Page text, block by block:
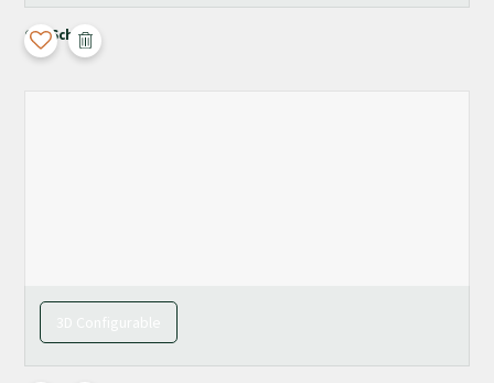
Old School